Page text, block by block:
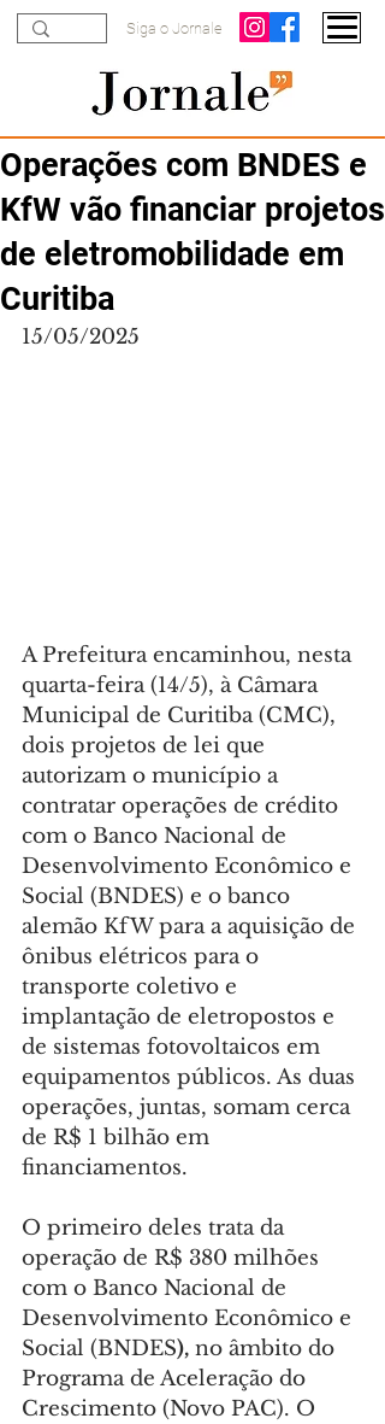
Siga o Jornale
Operações com BNDES e
KfW vão financiar projetos
de eletromobilidade em
Curitiba
15/05/2025
A Prefeitura encaminhou, nesta
quarta-feira (14/5), à Câmara
Municipal de Curitiba (CMC),
dois projetos de lei que
autorizam o município a
contratar operações de crédito
com o Banco Nacional de
Desenvolvimento Econômico e
Social (BNDES) e o banco
alemão KfW para a aquisição de
ônibus elétricos para o
transporte coletivo e
implantação de eletropostos e
de sistemas fotovoltaicos em
equipamentos públicos. As duas
operações, juntas, somam cerca
de R$ 1 bilhão em
financiamentos.
O primeiro deles trata da
operação de R$ 380 milhões
com o Banco Nacional de
Desenvolvimento Econômico e
Social (BNDES), no âmbito do
Programa de Aceleração do
Crescimento (Novo PAC). O